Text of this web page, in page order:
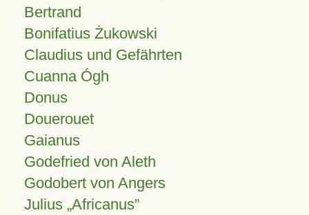
Bertrand
Bonifatius Żukowski
Claudius und Gefährten
Cuanna Ógh
Donus
Douerouet
Gaianus
Godefried von Aleth
Godobert von Angers
Julius Africanus